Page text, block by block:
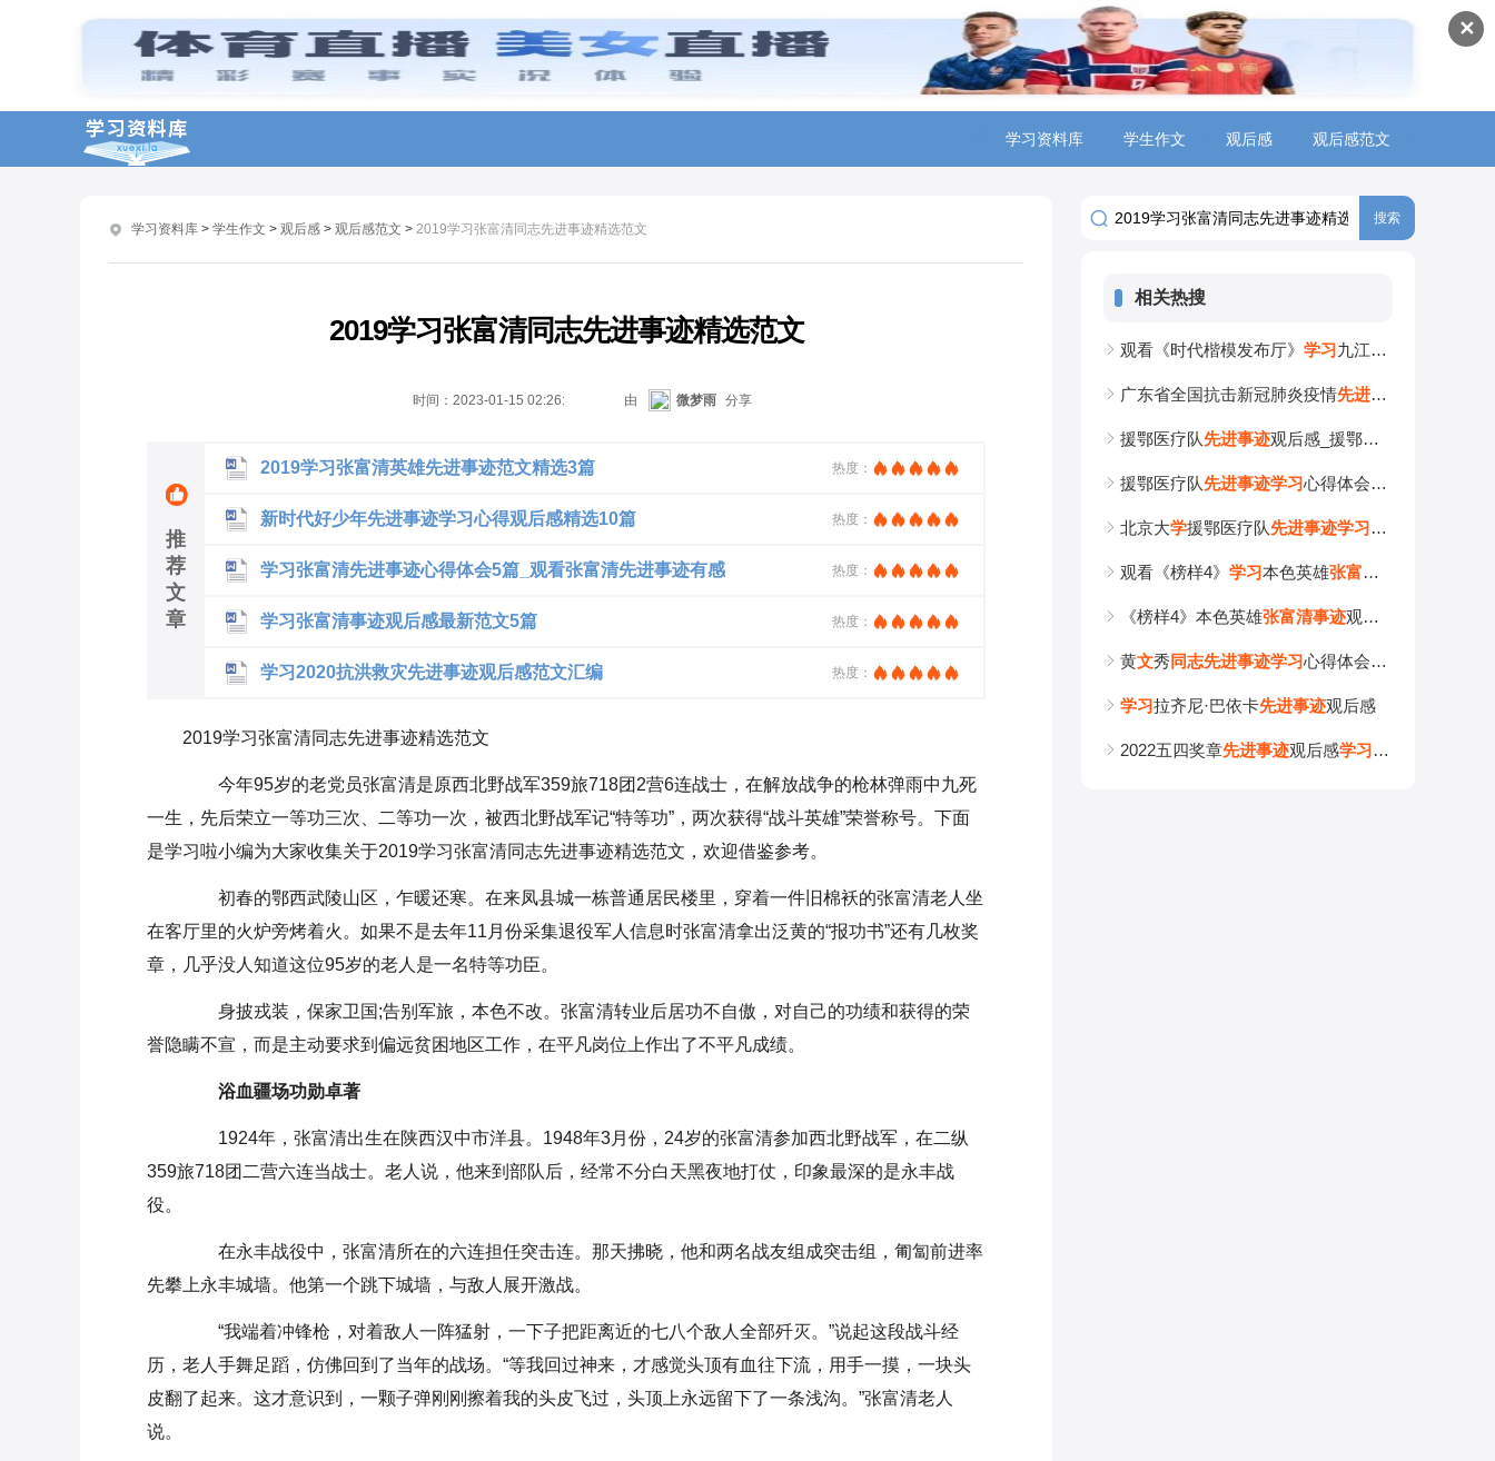
✕
学习资料库 学生作文 观后感 观后感范文
学习资料库 > 学生作文 > 观后感 > 观后感范文 > 2019学习张富清同志先进事迹精选范文
2019学习张富清同志先进事迹精选范文
时间： 2023-01-15 02:26:21 由 微梦雨 分享
推
荐
文
章
2019学习张富清英雄先进事迹范文精选3篇 热度：
新时代好少年先进事迹学习心得观后感精选10篇 热度：
学习张富清先进事迹心得体会5篇_观看张富清先进事迹有感 热度：
学习张富清事迹观后感最新范文5篇 热度：
学习2020抗洪救灾先进事迹观后感范文汇编 热度：
2019学习张富清同志先进事迹精选范文
今年95岁的老党员张富清是原西北野战军359旅718团2营6连战士，在解放战争的枪林弹雨中九死
一生，先后荣立一等功三次、二等功一次，被西北野战军记“特等功”，两次获得“战斗英雄”荣誉称号。下面
是学习啦小编为大家收集关于2019学习张富清同志先进事迹精选范文，欢迎借鉴参考。
初春的鄂西武陵山区，乍暖还寒。在来凤县城一栋普通居民楼里，穿着一件旧棉袄的张富清老人坐
在客厅里的火炉旁烤着火。如果不是去年11月份采集退役军人信息时张富清拿出泛黄的“报功书”还有几枚奖
章，几乎没人知道这位95岁的老人是一名特等功臣。
身披戎装，保家卫国;告别军旅，本色不改。张富清转业后居功不自傲，对自己的功绩和获得的荣
誉隐瞒不宣，而是主动要求到偏远贫困地区工作，在平凡岗位上作出了不平凡成绩。
浴血疆场功勋卓著
1924年，张富清出生在陕西汉中市洋县。1948年3月份，24岁的张富清参加西北野战军，在二纵
359旅718团二营六连当战士。老人说，他来到部队后，经常不分白天黑夜地打仗，印象最深的是永丰战
役。
在永丰战役中，张富清所在的六连担任突击连。那天拂晓，他和两名战友组成突击组，匍匐前进率
先攀上永丰城墙。他第一个跳下城墙，与敌人展开激战。
“我端着冲锋枪，对着敌人一阵猛射，一下子把距离近的七八个敌人全部歼灭。”说起这段战斗经
历，老人手舞足蹈，仿佛回到了当年的战场。“等我回过神来，才感觉头顶有血往下流，用手一摸，一块头
皮翻了起来。这才意识到，一颗子弹刚刚擦着我的头皮飞过，头顶上永远留下了一条浅沟。”张富清老人
说。
相关热搜
观看《时代楷模发布厅》 学习九江市消防救援支队
广东省全国抗击新冠肺炎疫情先进事
援鄂医疗队先进事迹观后感_援鄂医疗队
援鄂医疗队先进事迹学习心得体会_援鄂医疗队
北京大学援鄂医疗队先进事迹学习心得五篇
观看《榜样4》 学习本色英雄张富清
《榜样4》本色英雄张富清事迹观后感_
黄文秀 同志先进事迹学习心得体会大全
学习拉齐尼·巴依卡先进事迹观后感
2022五四奖章先进事迹观后感学习心得10篇
2023感动中国先进事迹学习观后感（通用版）
2022新时代好少年先进事迹学习心得感想
教师学习张桂梅先进事迹心得感想
时代楷模张桂梅先进事迹观后感学习心得